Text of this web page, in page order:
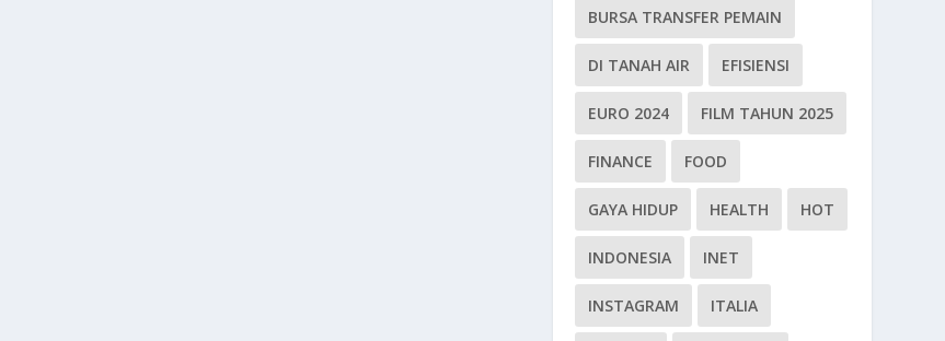
BURSA TRANSFER PEMAIN
DI TANAH AIR EFISIENSI
EURO 2024 FILM TAHUN 2025
FINANCE FOOD
GAYA HIDUP HEALTH HOT
INDONESIA INET
INSTAGRAM ITALIA